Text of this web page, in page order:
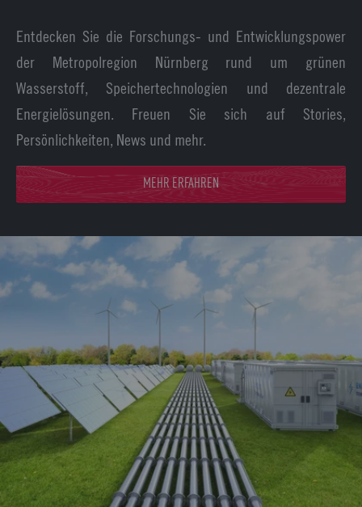
Entdecken Sie die Forschungs- und Entwicklungspower
der Metropolregion Nürnberg rund um grünen
Wasserstoff, Speichertechnologien und dezentrale
Energielösungen. Freuen Sie sich auf Stories,
Persönlichkeiten, News und mehr.
MEHR ERFAHREN